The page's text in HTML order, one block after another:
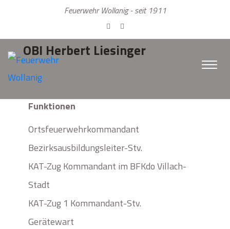
Feuerwehr Wollanig - seit 1911
OBI Herbert Liesinger
Funktionen
Ortsfeuerwehrkommandant
Bezirksausbildungsleiter-Stv.
KAT-Zug Kommandant im BFKdo Villach-
Stadt
KAT-Zug 1 Kommandant-Stv.
Gerätewart